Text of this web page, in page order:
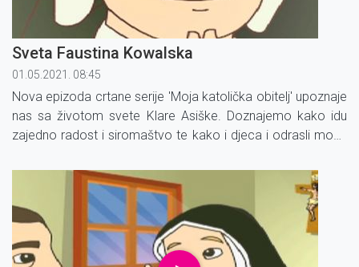
Sveta Faustina Kowalska
01.05.2021. 08:45
Nova epizoda crtane serije 'Moja katolička obitelj' upoznaje
nas sa životom svete Klare Asiške. Doznajemo kako idu
zajedno radost i siromaštvo te kako i djeca i odrasli mogu